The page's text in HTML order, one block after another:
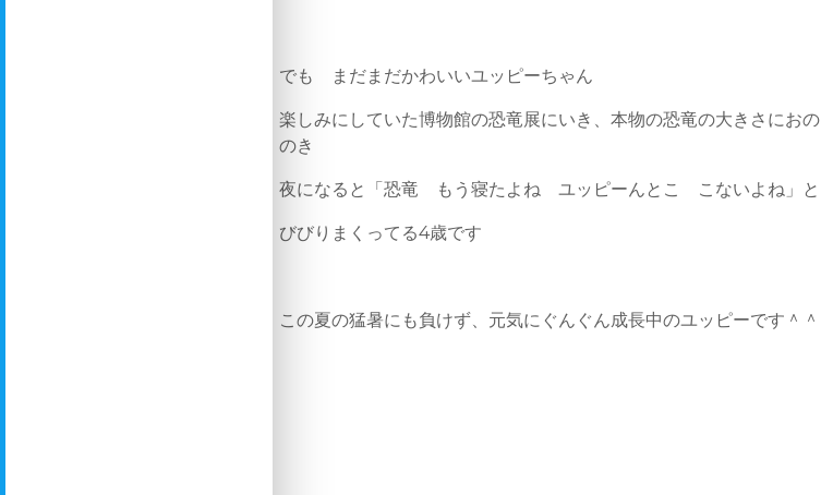
でも まだまだかわいいユッピーちゃん
楽しみにしていた博物館の恐竜展にいき、本物の恐竜の大きさにおの
のき
夜になると「恐竜 もう寝たよね ユッピーんとこ こないよね」と
びびりまくってる4歳です
この夏の猛暑にも負けず、元気にぐんぐん成長中のユッピーです＾＾